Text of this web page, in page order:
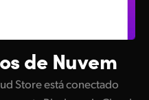
de Nuvem
Store está conectado